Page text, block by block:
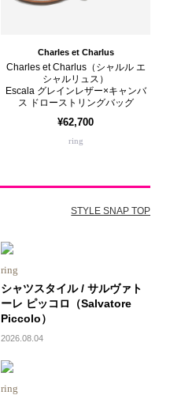
Charles et Charlus
Charles et Charlus（シャルル エ
シャルリュス）
Escala グレインレザー×キャンバ
ス ドローストリングバッグ
¥62,700
ring
STYLE SNAP TOP
ring
シャツスタイル / サルヴァト
ーレ ピッコロ（Salvatore
Piccolo）
2026.08.04
ring